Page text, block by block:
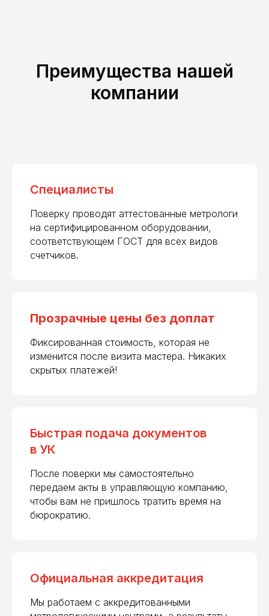
Преимущества нашей
компании
Специалисты
Поверку проводят аттестованные метрологи
на сертифицированном оборудовании,
соответствующем ГОСТ для всех видов
счетчиков.
Прозрачные цены без доплат
Фиксированная стоимость, которая не
изменится после визита мастера. Никаких
скрытых платежей!
Быстрая подача документов
в УК
После поверки мы самостоятельно
передаем акты в управляющую компанию,
чтобы вам не пришлось тратить время на
бюрократию.
Официальная аккредитация
Мы работаем с аккредитованными